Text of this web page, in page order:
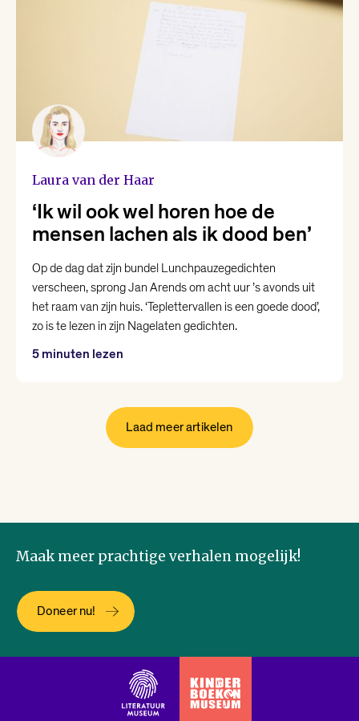
Karin Amatmoekrim
Lieke Marsman
Loranne Davelaar
Marjolein Visser
Marsha Keja
Mohammed Benzakour
Nikki Dekker
Philip Huff
Roman Helinski
Roos van Rijswijk
Thomas Heerma van Voss
Valentijn Hoogenkamp
Laura van der Haar
‘Ik wil ook wel horen hoe de
mensen lachen als ik dood ben’
Op de dag dat zijn bundel Lunchpauzegedichten
verscheen, sprong Jan Arends om acht uur ’s avonds uit
het raam van zijn huis. ‘Teplettervallen is een goede dood’,
zo is te lezen in zijn Nagelaten gedichten.
5 minuten lezen
Laad meer artikelen
Maak meer prachtige verhalen mogelijk!
Doneer nu!